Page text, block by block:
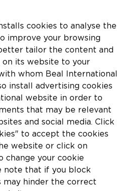
ください
cookies to analyse the
improve your browsing
tailor the content and
its website to your
whom Beal International
install advertising cookies
website in order to
that may be relevant
and social media. Click
to accept the cookies
website or click on
change your cookie
note that if you block
may hinder the correct